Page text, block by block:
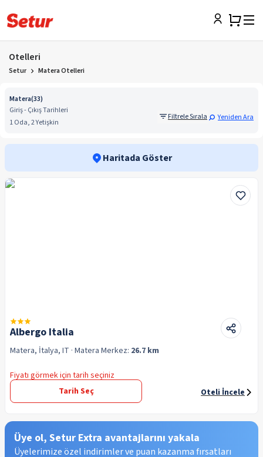
Otelleri
Setur Matera Otelleri
Matera(33)
Giriş - Çıkış Tarihleri
1 Oda, 2 Yetişkin
Filtrele Sırala Yeniden Ara
Haritada Göster
Albergo Italia
Matera, İtalya, IT · Matera Merkez: 26.7 km
Fiyatı görmek için tarih seçiniz
Tarih Seç
Oteli İncele
Üye ol, Setur Extra avantajlarını yakala
Üyelerimize özel indirimler ve puan kazanma fırsatları